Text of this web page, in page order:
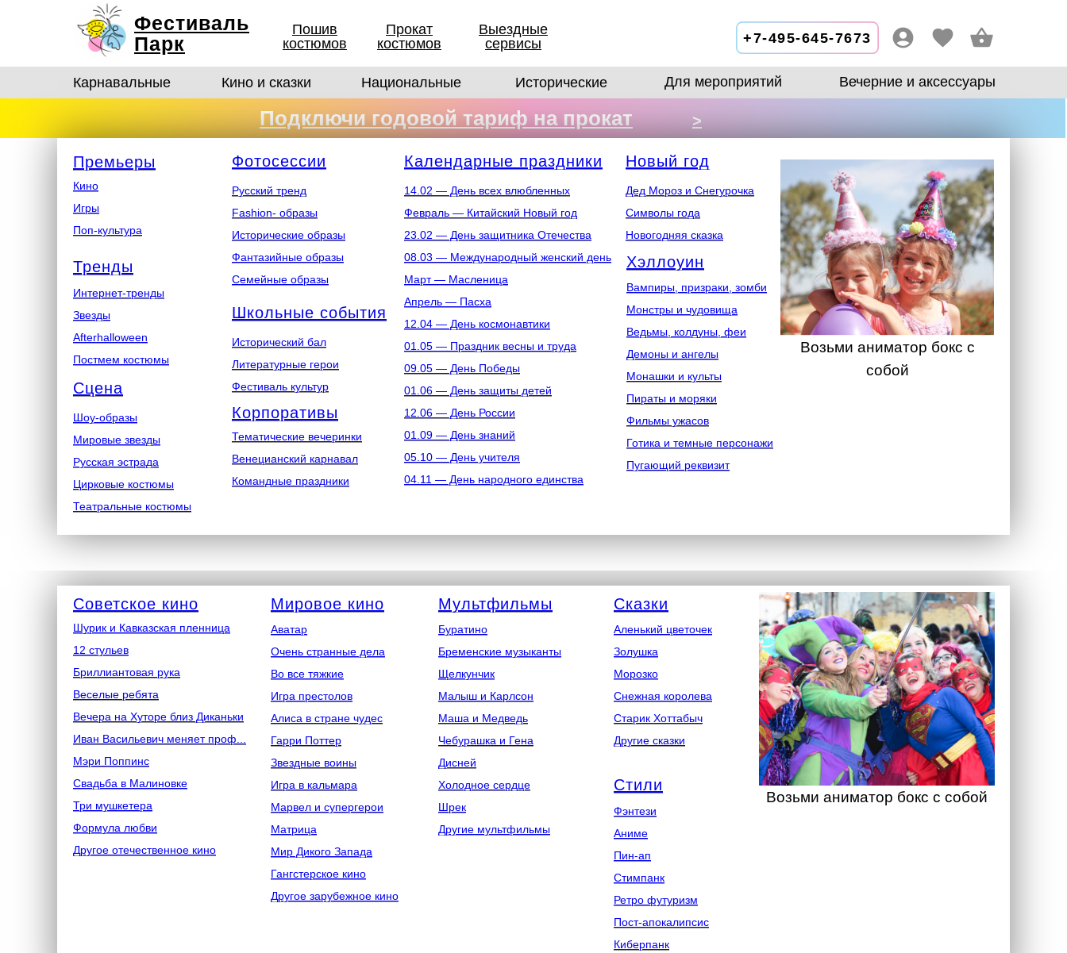
Фестиваль
Парк
Пошив
костюмов
Выездные
сервисы
Прокат
костюмов
+7-495-645-7673
Вечерние и аксессуары
Для мероприятий
Исторические
Национальные
Кино и сказки
Карнавальные
Подключи годовой тариф на прокат
>
Премьеры Фотосеcсии
Хэллоуин
Кино
Игры
Поп-культура
Тренды
Интернет-тренды
Звезды
Afterhalloween
Постмем костюмы
Сцена
Шоу-образы
Мировые звезды
Русская эстрада
Цирковые костюмы
Театральные костюмы
Календарные праздники
Русский тренд
Fashion- образы
Исторические образы
Фантазийные образы
Семейные образы
Школьные события
Исторический бал
Литературные герои
Фестиваль культур
Корпоративы
Тематические вечеринки
Венецианский карнавал
Командные праздники
Вампиры, призраки, зомби
Монстры и чудовища
Ведьмы, колдуны, феи
Демоны и ангелы
Монашки и культы
Пираты и моряки
Фильмы ужасов
Готика и темные персонажи
Пугающий реквизит
14.02 — День всех влюбленных
Февраль — Китайский Новый год
23.02 — День защитника Отечества
08.03 — Международный женский день
Март — Масленица
Апрель — Пасха
12.04 — День космонавтики
01.05 — Праздник весны и труда
09.05 — День Победы
01.06 — День защиты детей
12.06 — День России
01.09 — День знаний
05.10 — День учителя
04.11 — День народного единства
Новый год
Дед Мороз и Снегурочка
Символы года
Новогодняя сказка
Возьми аниматор бокс с
собой
Советское кино
Шурик и Кавказская пленница
12 стульев
Бриллиантовая рука
Веселые ребята
Вечера на Хуторе близ Диканьки
Иван Васильевич меняет проф...
Мэри Поппинс
Свадьба в Малиновке
Три мушкетера
Формула любви
Другое отечественное кино
Мировое кино
Аватар
Очень странные дела
Во все тяжкие
Игра престолов
Алиса в стране чудес
Гарри Поттер
Звездные воины
Игра в кальмара
Марвел и супергерои
Матрица
Мир Дикого Запада
Гангстерское кино
Другое зарубежное кино
Мультфильмы
Буратино
Бременские музыканты
Щелкунчик
Малыш и Карлсон
Маша и Медведь
Чебурашка и Гена
Дисней
Холодное сердце
Шрек
Другие мультфильмы
Сказки
Аленький цветочек
Золушка
Морозко
Снежная королева
Старик Хоттабыч
Другие сказки
Стили
Фэнтези
Аниме
Пин-ап
Стимпанк
Ретро футуризм
Пост-апокалипсис
Киберпанк
Возьми аниматор бокс с собой